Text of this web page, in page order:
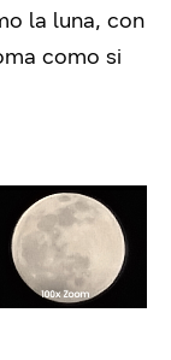
la luna, con
como si